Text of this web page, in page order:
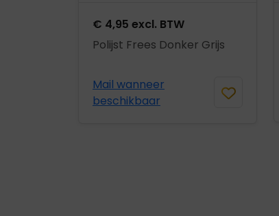
€ 4,95 excl. BTW
Polijst Frees Donker Grijs
Mail wanneer
beschikbaar